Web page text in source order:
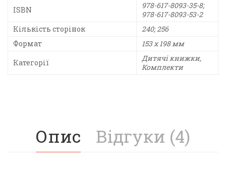
ISBN
978-617-8093-35-8;
978-617-8093-53-2
Кількість сторінок
240; 256
Формат
153 х 198 мм
Категорії
Дитячі книжки,
Комплекти
Опис Відгуки (4)